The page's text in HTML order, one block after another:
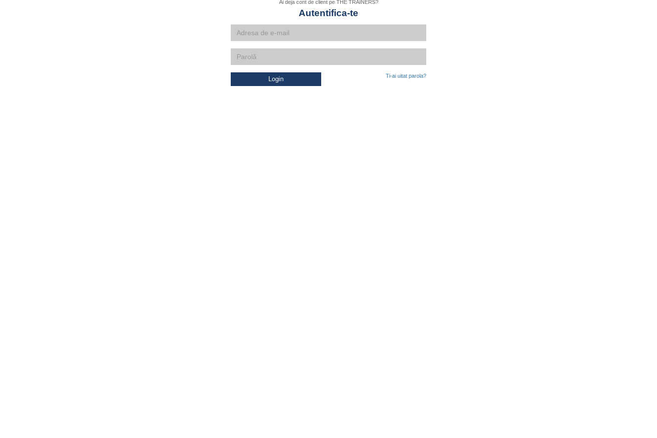
Ai deja cont de client pe THE TRAINERS?
Autentifica-te
Ti-ai uitat parola?